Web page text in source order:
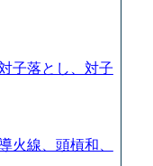
子落とし、対子
火線、頭槓和、